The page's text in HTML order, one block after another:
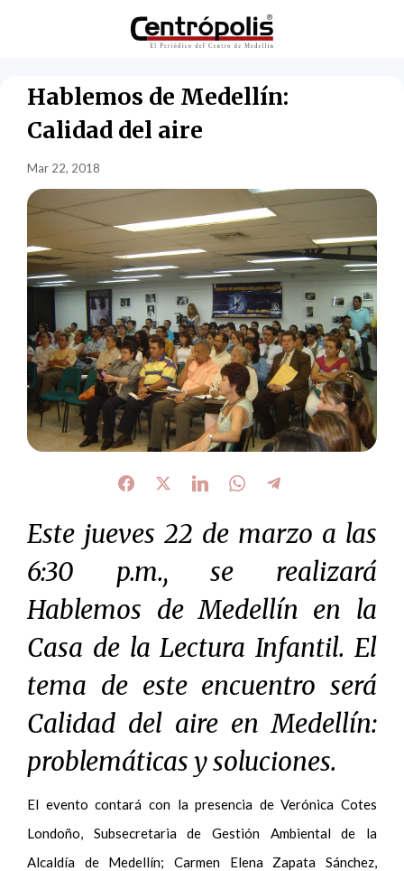
Hablemos de Medellín:
Calidad del aire
Mar 22, 2018
Este jueves 22 de marzo a las
6:30 p.m., se realizará
Hablemos de Medellín en la
Casa de la Lectura Infantil. El
tema de este encuentro será
Calidad del aire en Medellín:
problemáticas y soluciones.
El evento contará con la presencia de Verónica Cotes
Londoño, Subsecretaria de Gestión Ambiental de la
Alcaldía de Medellín; Carmen Elena Zapata Sánchez,